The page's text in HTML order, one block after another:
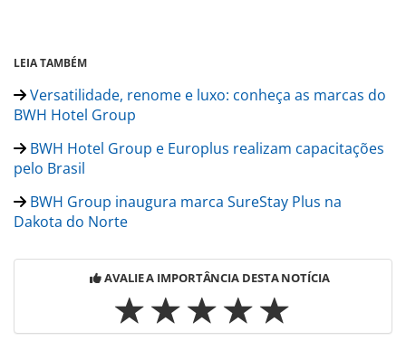
LEIA TAMBÉM
Versatilidade, renome e luxo: conheça as marcas do
BWH Hotel Group
BWH Hotel Group e Europlus realizam capacitações
pelo Brasil
BWH Group inaugura marca SureStay Plus na
Dakota do Norte
AVALIE A IMPORTÂNCIA DESTA NOTÍCIA